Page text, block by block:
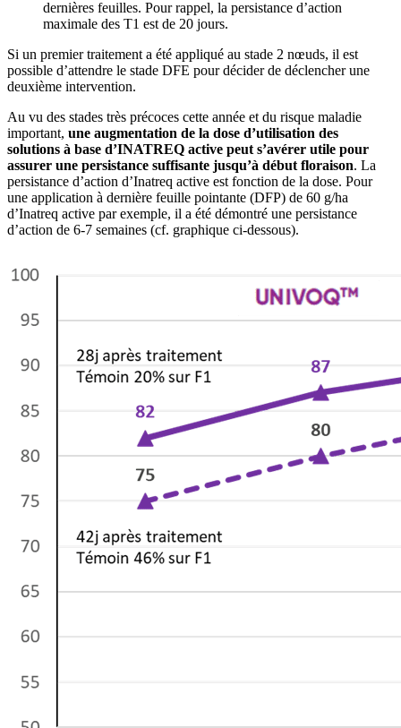
dernières feuilles. Pour rappel, la persistance d’action
maximale des T1 est de 20 jours.
Si un premier traitement a été appliqué au stade 2 nœuds, il est
possible d’attendre le stade DFE pour décider de déclencher une
deuxième intervention.
Au vu des stades très précoces cette année et du risque maladie
important, une augmentation de la dose d’utilisation des
solutions à base d’INATREQ active peut s’avérer utile pour
assurer une persistance suffisante jusqu’à début floraison. La
persistance d’action d’Inatreq active est fonction de la dose. Pour
une application à dernière feuille pointante (DFP) de 60 g/ha
d’Inatreq active par exemple, il a été démontré une persistance
d’action de 6-7 semaines (cf. graphique ci-dessous).